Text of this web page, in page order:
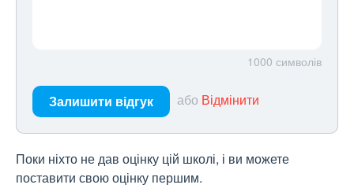
1000 символів
Залишити відгук або Відмінити
Поки ніхто не дав оцінку цій школі, і ви можете
поставити свою оцінку першим.